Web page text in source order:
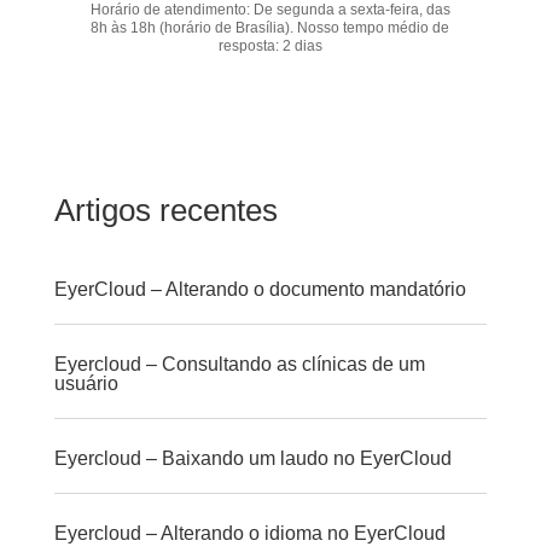
Horário de atendimento: De segunda a sexta-feira, das
8h às 18h (horário de Brasília). Nosso tempo médio de
resposta: 2 dias
Artigos recentes
EyerCloud – Alterando o documento mandatório
Eyercloud – Consultando as clínicas de um
usuário
Eyercloud – Baixando um laudo no EyerCloud
Eyercloud – Alterando o idioma no EyerCloud